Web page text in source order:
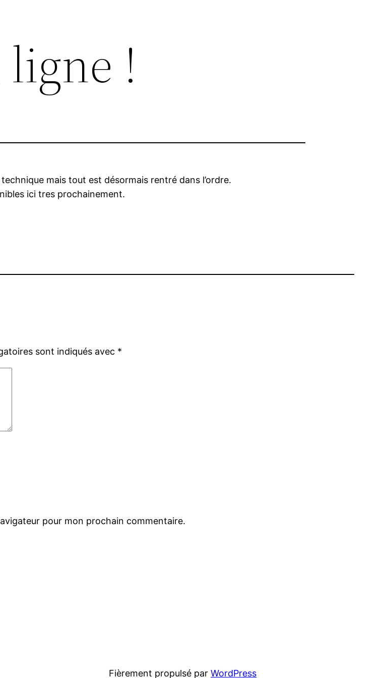
!
mais tout est désormais rentré dans l’ordre.
ici tres prochainement.
sont indiqués avec *
pour mon prochain commentaire.
Fièrement propulsé parWordPress